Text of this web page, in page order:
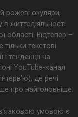
рожеві окуляри,
життєдіяльності
області. Відтепер –
текстові
і тенденції на
YouTube-канал
де речі
про найголовніше.
умовою є